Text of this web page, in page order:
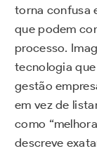
torna confusa
que podem
processo.
tecnologia
gestão
em vez de
como
descreve